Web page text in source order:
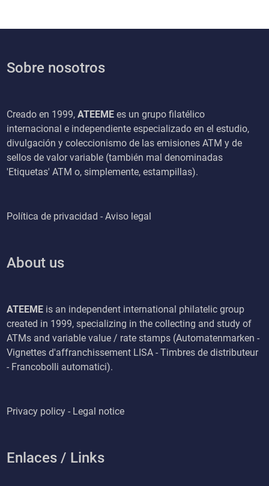
Sobre nosotros
Creado en 1999,ATEEME es un grupo filatélico
internacional e independiente especializado en el estudio,
divulgación y coleccionismo de las emisiones ATM y de
sellos de valor variable (también mal denominadas
'Etiquetas' ATM o, simplemente, estampillas).
Política de privacidad - Aviso legal
About us
ATEEME is an independent international philatelic group
created in 1999, specializing in the collecting and study of
ATMs and variable value / rate stamps (Automatenmarken -
Vignettes d'affranchissement LISA - Timbres de distributeur
- Francobolli automatici).
Privacy policy - Legal notice
Enlaces / Links